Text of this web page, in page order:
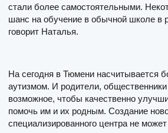
стали более самостоятельными.
шанс на обучение в обычной школе в
говорит Наталья.
На сегодня в Тюмени насчитывается
аутизмом. И родители,
возможное, чтобы качественно
помочь им и их родным. Создание
специализированного центра не